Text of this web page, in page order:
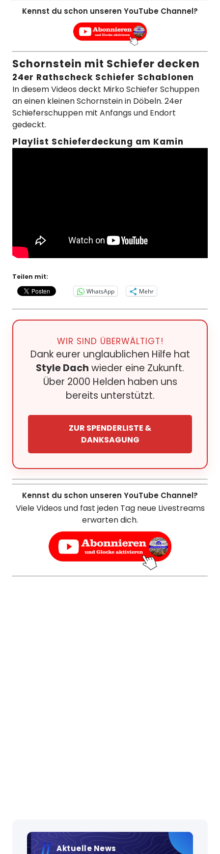
Kennst du schon unseren YouTube Channel?
Schornstein mit Schiefer decken
24er Rathscheck Schiefer Schablonen
In diesem Videos deckt Mirko Schiefer Schuppen
an einen kleinen Schornstein in Döbeln. 24er
Schieferschuppen mit Anfangs und Endort
gedeckt.
Playlist Schieferdeckung am Kamin
Teilen mit:
WhatsApp
Mehr
WIR SIND ÜBERWÄLTIGT!
Dank eurer unglaublichen Hilfe hat
Style Dach wieder eine Zukunft.
Über 2000 Helden haben uns
bereits unterstützt.
ZUR SPENDERLISTE &
DANKSAGUNG
Kennst du schon unseren YouTube Channel?
Viele Videos und fast jeden Tag neue Livestreams
erwarten dich.
Aktuelle News